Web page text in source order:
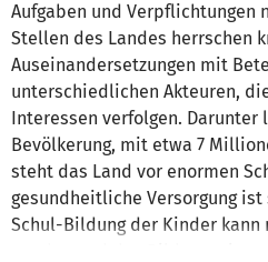
Aufgaben und Verpflichtungen
Stellen des Landes herrschen
Auseinandersetzungen mit
unterschiedlichen Akteuren,
Interessen verfolgen.
Bevölkerung, mit etwa 7
steht das Land vor enormen
gesundheitliche Versorgung
Schul-Bildung der Kinder